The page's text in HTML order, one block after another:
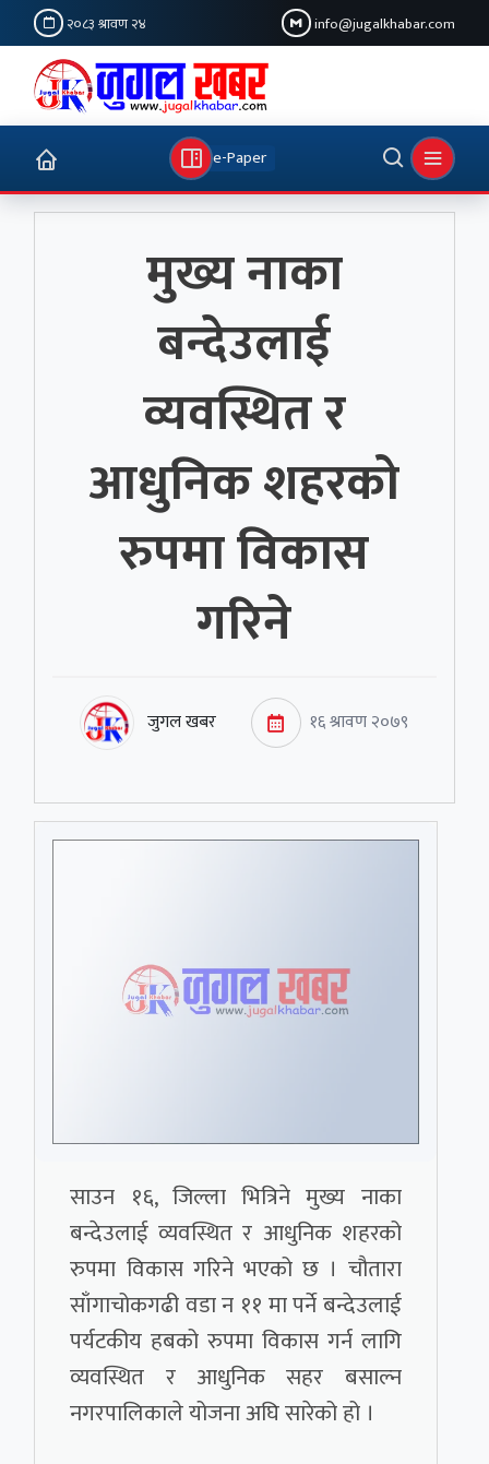
२०८३ श्रावण २४ info@jugalkhabar.com
e-Paper
मुख्य नाका
बन्देउलाई
व्यवस्थित र
आधुनिक शहरको
रुपमा विकास
गरिने
जुगल खबर १६ श्रावण २०७९
साउन १६, जिल्ला भित्रिने मुख्य नाका
बन्देउलाई व्यवस्थित र आधुनिक शहरको
रुपमा विकास गरिने भएको छ । चौतारा
साँगाचोकगढी वडा न ११ मा पर्ने बन्देउलाई
पर्यटकीय हबको रुपमा विकास गर्न लागि
व्यवस्थित र आधुनिक सहर बसाल्न
नगरपालिकाले योजना अघि सारेको हो ।